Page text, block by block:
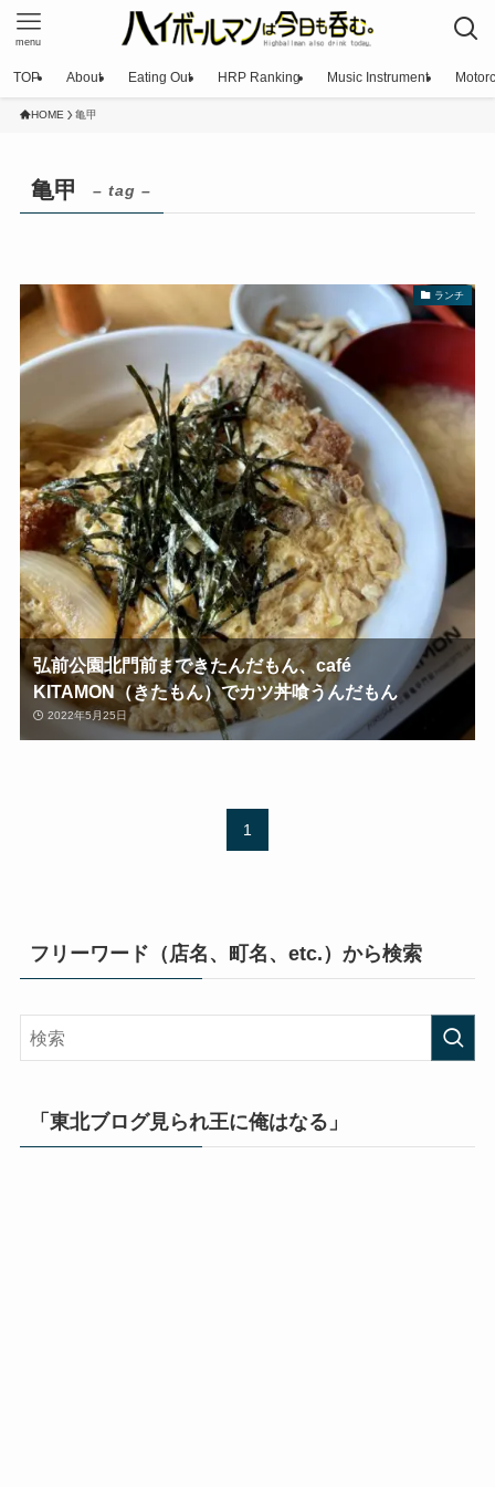
menu
TOP About Eating Out HRP Ranking Music Instrument
HOME 亀甲
亀甲 – tag –
ランチ
弘前公園北門前まできたんだもん、café
KITAMON（きたもん）でカツ丼喰うんだもん
2022年5月25日
1
フリーワード（店名、町名、etc.）から検索
「東北ブログ見られ王に俺はなる」